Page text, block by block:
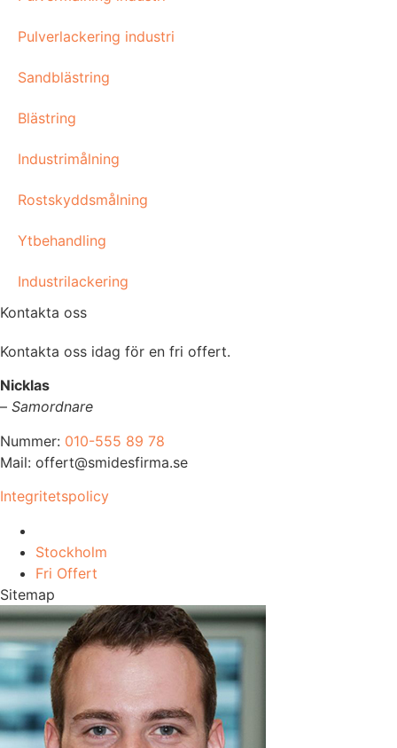
Pulverlackering industri
Sandblästring
Blästring
Industrimålning
Rostskyddsmålning
Ytbehandling
Industrilackering
Kontakta oss
Kontakta oss idag för en fri offert.
Nicklas
– Samordnare
Nummer: 010-555 89 78
Mail: offert@smidesfirma.se
Integritetspolicy
Stockholm
Fri Offert
Sitemap